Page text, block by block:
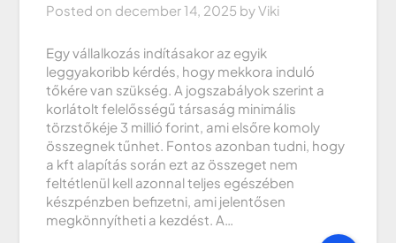
Posted on december 14, 2025 byViki
Egy vállalkozás indításakor az egyik
leggyakoribb kérdés, hogy mekkora induló
tőkére van szükség. A jogszabályok szerint a
korlátolt felelősségű társaság minimális
törzstőkéje 3 millió forint, ami elsőre komoly
összegnek tűnhet. Fontos azonban tudni, hogy
a kft alapítás során ezt az összeget nem
feltétlenül kell azonnal teljes egészében
készpénzben befizetni, ami jelentősen
megkönnyítheti a kezdést. A…